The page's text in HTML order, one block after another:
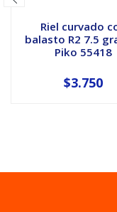
Riel curvado
balasto R2 7.5
Piko 55418
$3.750